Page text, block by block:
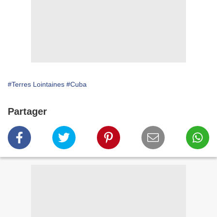
#Terres Lointaines #Cuba
Partager